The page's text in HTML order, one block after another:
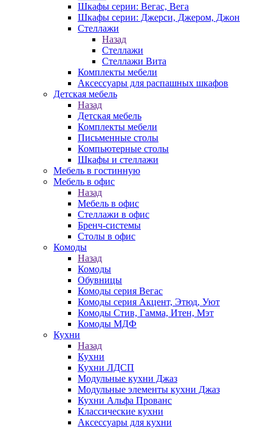
Шкафы серии: Вегас, Вега
Шкафы серии: Джерси, Джером, Джон
Стеллажи
Назад
Стеллажи
Стеллажи Вита
Комплекты мебели
Аксессуары для распашных шкафов
Детская мебель
Назад
Детская мебель
Комплекты мебели
Письменные столы
Компьютерные столы
Шкафы и стеллажи
Мебель в гостинную
Мебель в офис
Назад
Мебель в офис
Стеллажи в офис
Бренч-системы
Столы в офис
Комоды
Назад
Комоды
Обувницы
Комоды серия Вегас
Комоды серия Акцент, Этюд, Уют
Комоды Стив, Гамма, Итен, Мэт
Комоды МДФ
Кухни
Назад
Кухни
Кухни ЛДСП
Модульные кухни Джаз
Модульные элементы кухни Джаз
Кухни Альфа Прованс
Классические кухни
Аксессуары для кухни